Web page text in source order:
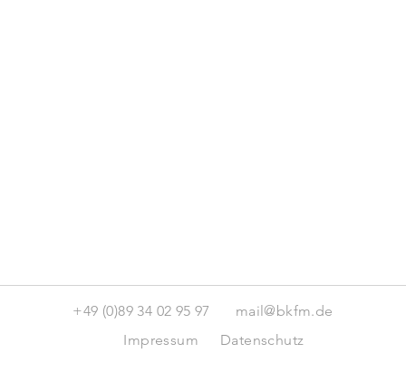
+49 (0)89 34 02 95 97
mail@bkfm.de
Impressum
Datenschutz